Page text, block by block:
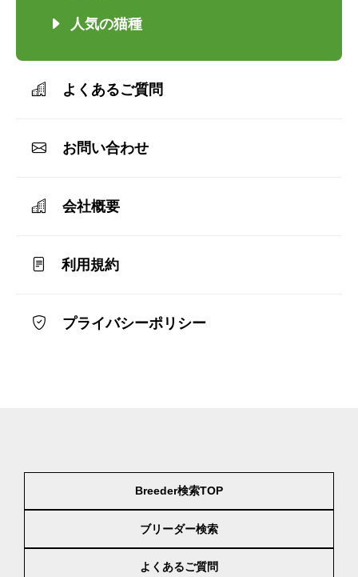
人気の猫種
よくあるご質問
お問い合わせ
会社概要
利用規約
プライバシーポリシー
Breeder検索TOP
ブリーダー検索
よくあるご質問